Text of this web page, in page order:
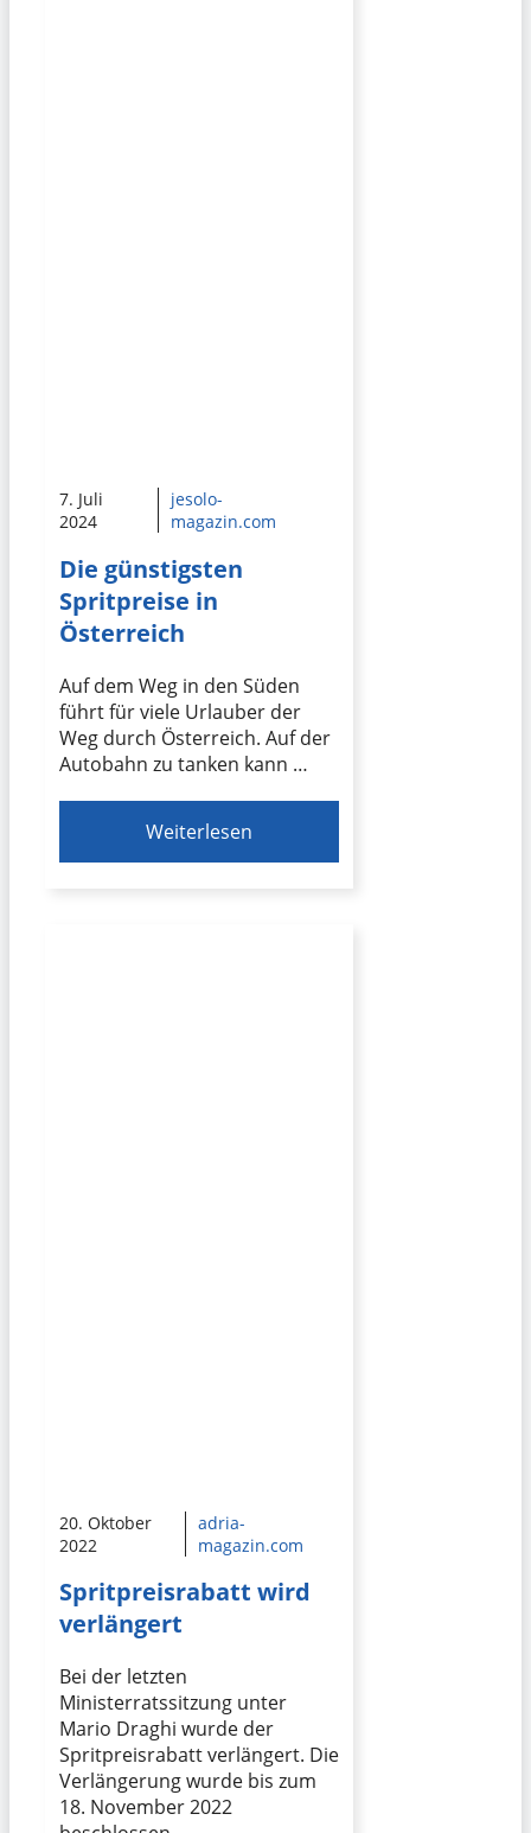
7. Juli
2024
jesolo-
magazin.com
Die günstigsten
Spritpreise in
Österreich
Auf dem Weg in den Süden
führt für viele Urlauber der
Weg durch Österreich. Auf der
Autobahn zu tanken kann …
Weiterlesen
20. Oktober
2022
adria-
magazin.com
Spritpreisrabatt wird
verlängert
Bei der letzten
Ministerratssitzung unter
Mario Draghi wurde der
Spritpreisrabatt verlängert. Die
Verlängerung wurde bis zum
18. November 2022